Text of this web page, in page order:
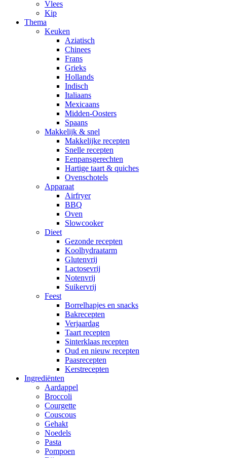
Vlees
Kip
Thema
Keuken
Aziatisch
Chinees
Frans
Grieks
Hollands
Indisch
Italiaans
Mexicaans
Midden-Oosters
Spaans
Makkelijk & snel
Makkelijke recepten
Snelle recepten
Eenpansgerechten
Hartige taart & quiches
Ovenschotels
Apparaat
Airfryer
BBQ
Oven
Slowcooker
Dieet
Gezonde recepten
Koolhydraatarm
Glutenvrij
Lactosevrij
Notenvrij
Suikervrij
Feest
Borrelhapjes en snacks
Bakrecepten
Verjaardag
Taart recepten
Sinterklaas recepten
Oud en nieuw recepten
Paasrecepten
Kerstrecepten
Ingrediënten
Aardappel
Broccoli
Courgette
Couscous
Gehakt
Noedels
Pasta
Pompoen